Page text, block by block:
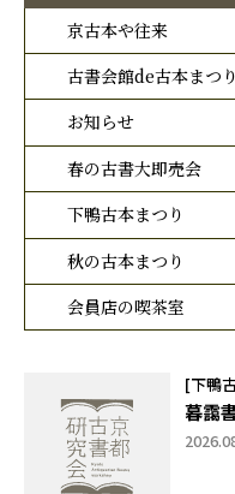
京古本や往来
古書会館de古本まつり
お知らせ
春の古書大即売会
下鴨古本まつり
秋の古本まつり
会員店の喫茶室
[下鴨
暮靄